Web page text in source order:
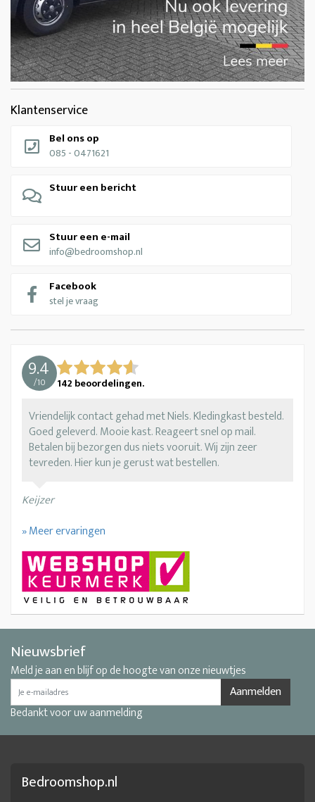
Klantenservice
Bel ons op
085 - 0471621
Stuur een bericht
Stuur een e-mail
info@bedroomshop.nl
Facebook
stel je vraag
9.4
/10 142 beoordelingen.
Vriendelijk contact gehad met Niels. Kledingkast besteld.
Goed geleverd. Mooie kast. Reageert snel op mail.
Betalen bij bezorgen dus niets vooruit. Wij zijn zeer
tevreden. Hier kun je gerust wat bestellen.
Keijzer
» Meer ervaringen
Nieuwsbrief
Meld je aan en blijf op de hoogte van onze nieuwtjes
Aanmelden
Bedankt voor uw aanmelding
Bedroomshop.nl